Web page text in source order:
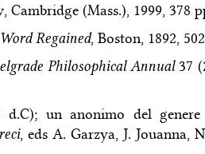
Cambridge (Mass.), 1999, 378
Regained, Boston, 1892,
Philosophical Annual37
un anonimo del
, eds A. Garzya, J. Jouanna,